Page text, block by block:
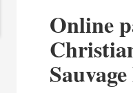
Online